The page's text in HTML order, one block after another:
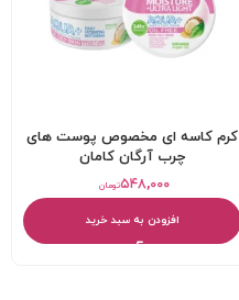
کرم کاسه ای مخصوص پوست های
چرب آرگان کامان
تومان۵۴۸,۰۰۰
افزودن به سبد خرید